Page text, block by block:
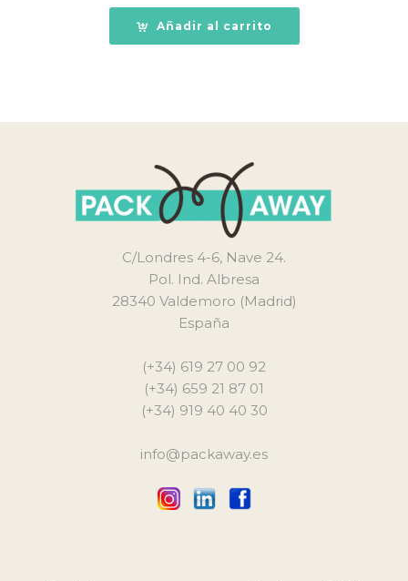
Añadir al carrito
C/Londres 4-6, Nave 24.
Pol. Ind. Albresa
28340 Valdemoro (Madrid)
España
(+34) 619 27 00 92
(+34) 659 21 87 01
(+34) 919 40 40 30
info@packaway.es